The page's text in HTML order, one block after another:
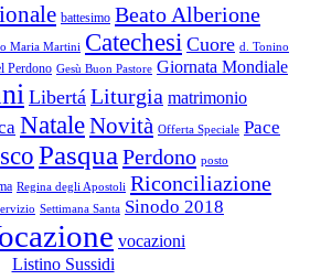
battesimo Beato Alberione
Maria Martini Catechesi Cuore d. Tonino
Perdono Gesù Buon Pastore Giornata Mondiale
Libertá Liturgia matrimonio
NataleNovità Offerta Speciale Pace
Pasqua Perdono posto
Regina degli Apostoli Riconciliazione
Settimana Santa Sinodo 2018
vocazioni
Listino Sussidi